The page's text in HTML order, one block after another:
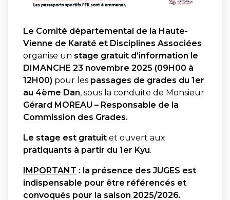
Le Comité départemental de la Haute-
Vienne de Karaté et Disciplines Associées
organise un stage gratuit d’information le
DIMANCHE 23 novembre 2025 (09H00 à
12H00) pour les passages de grades du 1er
au 4ème Dan, sous la conduite de Monsieur
Gérard MOREAU – Responsable de la
Commission des Grades.
Le stage est gratuit et ouvert aux
pratiquants à partir du 1er Kyu.
IMPORTANT : la présence des JUGES est
indispensable pour être référencés et
convoqués pour la saison 2025/2026.